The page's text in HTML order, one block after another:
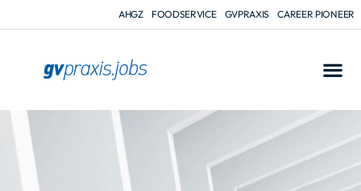
AHGZ FOODSERVICE GVPRAXIS CAREER PIONEER